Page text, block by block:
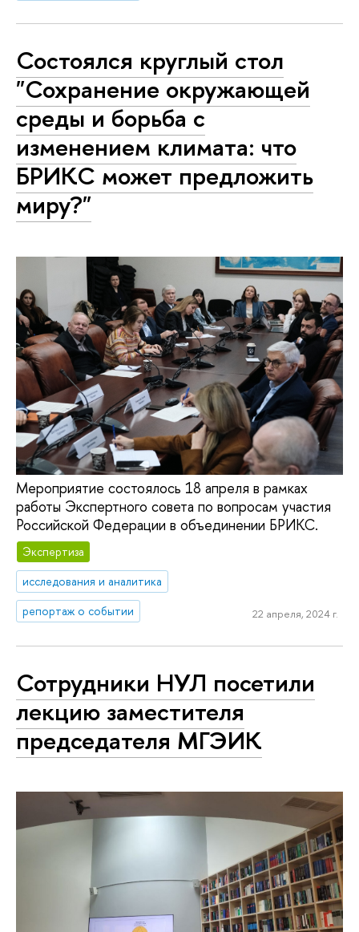
Состоялся круглый стол
"Сохранение окружающей
среды и борьба с
изменением климата: что
БРИКС может предложить
миру?"
Мероприятие состоялось 18 апреля в рамках
работы Экспертного совета по вопросам участия
Российской Федерации в объединении БРИКС.
Экспертиза
исследования и аналитика
репортаж о событии
22 апреля, 2024 г.
Сотрудники НУЛ посетили
лекцию заместителя
председателя МГЭИК